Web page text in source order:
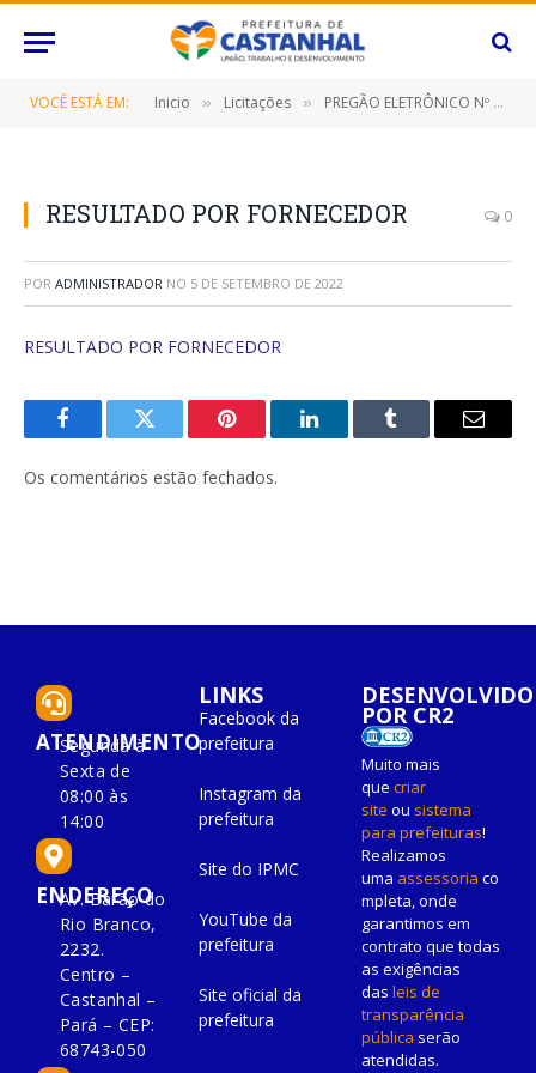
VOCÊ ESTÁ EM: Inicio » Licitações » PREGÃO ELETRÔNICO Nº 055/2022-SRP (CONTRATAÇÃO DE EMPRESA ESPECIALIZADA PARA FORNECIMENTO TINTAS SOLVENTES E MATERIAL PARA PINTURA)
RESULTADO POR FORNECEDOR 0
POR ADMINISTRADOR NO 5 DE SETEMBRO DE 2022
RESULTADO POR FORNECEDOR
FacebookTwitter Pinterest O
Tumblr
E-
Os comentários estão fechados.
ATENDIMENTO
Segunda à
Sexta de
08:00 às
14:00
ENDEREÇO
Av. Barão do
Rio Branco,
2232.
Centro –
Castanhal –
Pará – CEP:
68743-050
LINKS
Facebook da
prefeitura
Instagram da
prefeitura
Site do IPMC
YouTube da
prefeitura
Site oficial da
prefeitura
DESENVOLVIDO
POR CR2
Muito mais
que criar
site ou sistema
para prefeituras!
Realizamos
uma assessoria co
mpleta, onde
garantimos em
contrato que todas
as exigências
das leis de
transparência
pública serão
atendidas.